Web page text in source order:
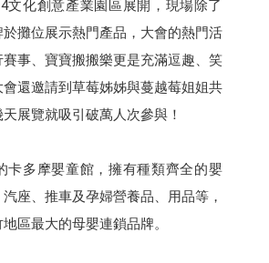
文化創意產業園區展開，現場除了
攤位展示熱門產品，大會的熱門活
事、寶寶搬搬樂更是充滿逗趣、笑
還邀請到草莓姊姊與蔓越莓姐姐共
展覽就吸引破萬人次參與！
卡多摩嬰童館，擁有種類齊全的嬰
座、推車及孕婦營養品、用品等，
區最大的母嬰連鎖品牌。